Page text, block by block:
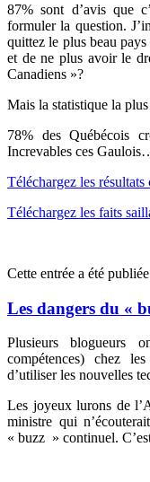
87% sont d’avis que
formuler la question.
quittez le plus beau
et de ne plus avoir le
Canadiens »?
Mais la statistique la
78% des Québécois
Increvables ces
Téléchargez les
Téléchargez les faits
Cette entrée a été
Les dangers du «
Plusieurs blogueurs
compétences) chez
d’utiliser les nouvelles
Les joyeux lurons de
ministre qui
« buzz » continuel.